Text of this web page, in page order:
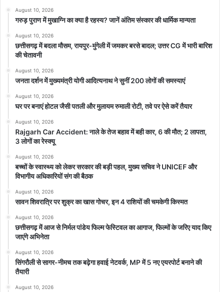
August 10, 2026
गरुड़ पुराण में मुखाग्नि का क्या है रहस्य? जानें अंतिम संस्कार की धार्मिक मान्यता
August 10, 2026
छत्तीसगढ़ में बदला मौसम, रायपुर-मुंगेली में जमकर बरसे बादल; उत्तर CG में भारी बारिश
की चेतावनी
August 10, 2026
जनता दर्शन में मुख्यमंत्री योगी आदित्यनाथ ने सुनीं 200 लोगों की समस्याएं
August 10, 2026
घर पर बनाएं होटल जैसी पतली और मुलायम रुमाली रोटी, तवे पर ऐसे करें तैयार
August 10, 2026
Rajgarh Car Accident: नाले के तेज बहाव में बही कार, 6 की मौत; 2 लापता,
3 लोगों का रेस्क्यू
August 10, 2026
बच्चों के स्वास्थ्य को लेकर सरकार की बड़ी पहल, मुख्य सचिव ने UNICEF और
विभागीय अधिकारियों संग की बैठक
August 10, 2026
सावन शिवरात्रि पर शुक्र का खास गोचर, इन 4 राशियों की चमकेगी किस्मत
August 10, 2026
छत्तीसगढ़ में आज से निर्मल पांडेय फिल्म फेस्टिवल का आगाज, फिल्मों के जरिए याद किए
जाएंगे अभिनेता
August 10, 2026
सिंगरौली से सागर-नीमच तक बढ़ेगा हवाई नेटवर्क, MP में 5 नए एयरपोर्ट बनाने की
तैयारी
August 10, 2026